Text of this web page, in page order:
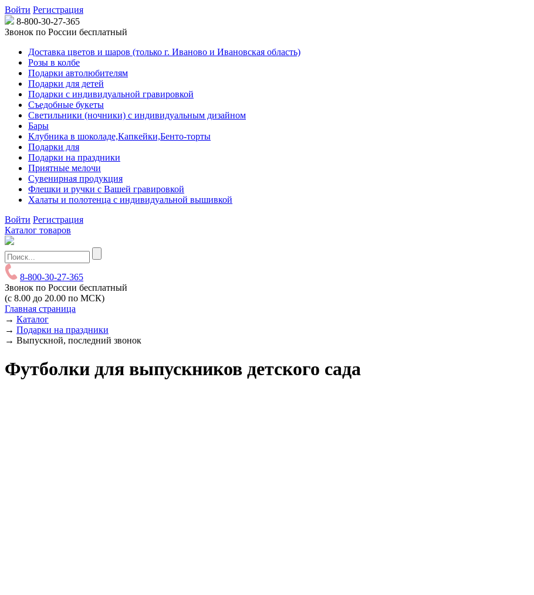
Войти Регистрация
8-800-30-27-365
Звонок по России бесплатный
Доставка цветов и шаров (только г. Иваново и Ивановская область)
Розы в колбе
Подарки автолюбителям
Подарки для детей
Подарки с индивидуальной гравировкой
Съедобные букеты
Светильники (ночники) с индивидуальным дизайном
Бары
Клубника в шоколаде,Капкейки,Бенто-торты
Подарки для
Подарки на праздники
Приятные мелочи
Сувенирная продукция
Флешки и ручки с Вашей гравировкой
Халаты и полотенца с индивидуальной вышивкой
Войти Регистрация
Каталог товаров
8-800-30-27-365
Звонок по России бесплатный
(с 8.00 до 20.00 по МСК)
Главная страница
→ Каталог
→ Подарки на праздники
→ Выпускной, последний звонок
Футболки для выпускников детского сада